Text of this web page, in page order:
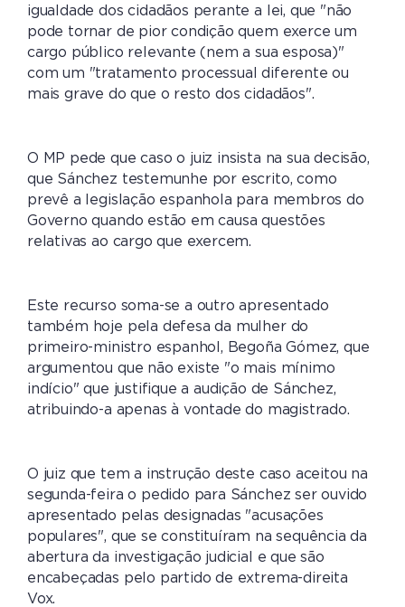
igualdade dos cidadãos perante a lei, que "não
pode tornar de pior condição quem exerce um
cargo público relevante (nem a sua esposa)"
com um "tratamento processual diferente ou
mais grave do que o resto dos cidadãos".
O MP pede que caso o juiz insista na sua decisão,
que Sánchez testemunhe por escrito, como
prevê a legislação espanhola para membros do
Governo quando estão em causa questões
relativas ao cargo que exercem.
Este recurso soma-se a outro apresentado
também hoje pela defesa da mulher do
primeiro-ministro espanhol, Begoña Gómez, que
argumentou que não existe "o mais mínimo
indício" que justifique a audição de Sánchez,
atribuindo-a apenas à vontade do magistrado.
O juiz que tem a instrução deste caso aceitou na
segunda-feira o pedido para Sánchez ser ouvido
apresentado pelas designadas "acusações
populares", que se constituíram na sequência da
abertura da investigação judicial e que são
encabeçadas pelo partido de extrema-direita
Vox.